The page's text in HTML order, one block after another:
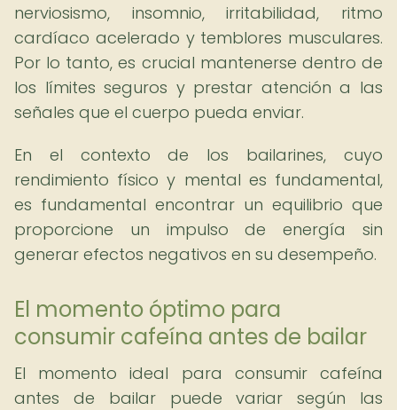
nerviosismo, insomnio, irritabilidad, ritmo
cardíaco acelerado y temblores musculares.
Por lo tanto, es crucial mantenerse dentro de
los límites seguros y prestar atención a las
señales que el cuerpo pueda enviar.
En el contexto de los bailarines, cuyo
rendimiento físico y mental es fundamental,
es fundamental encontrar un equilibrio que
proporcione un impulso de energía sin
generar efectos negativos en su desempeño.
El momento óptimo para
consumir cafeína antes de bailar
El momento ideal para consumir cafeína
antes de bailar puede variar según las